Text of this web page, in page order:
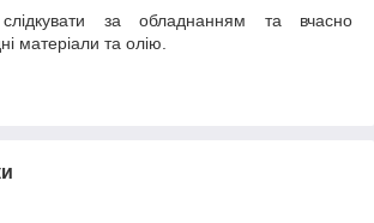
за обладнанням та вчасно
матеріали та олію.